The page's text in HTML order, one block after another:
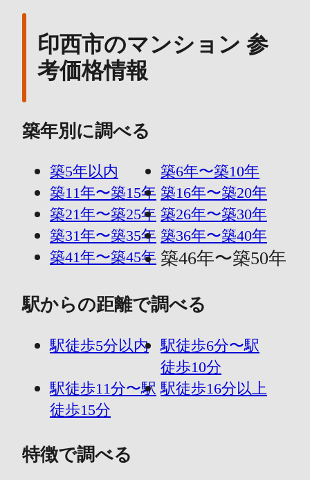
印西市のマンション 参
考価格情報
築年別に調べる
築5年以内
築6年〜築10年
築11年〜築15年 築16年〜築20年
築21年〜築25年 築26年〜築30年
築31年〜築35年 築36年〜築40年
築41年〜築45年 築46年〜築50年
駅からの距離で調べる
駅徒歩5分以内
駅徒歩6分〜駅
徒歩10分
駅徒歩11分〜駅
徒歩15分
駅徒歩16分以上
特徴で調べる